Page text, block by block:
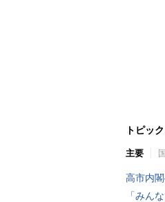
トピッ
主要
高市内
「みん